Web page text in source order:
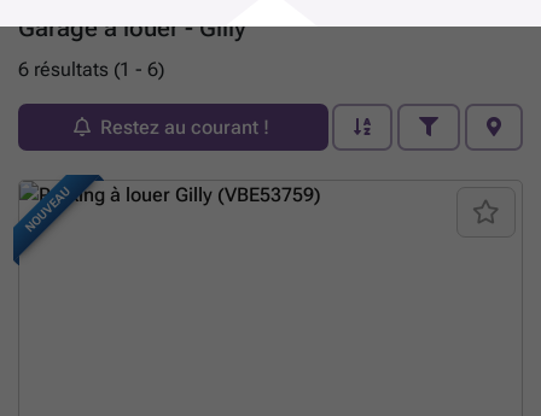
Garage à louer - Gilly
6 résultats (1 - 6)
Restez au courant !
NOUVEAU